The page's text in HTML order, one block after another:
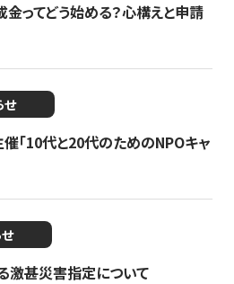
金ってどう始める？心構えと申請
せ
「10代と20代のためのNPOキャ
激甚災害指定について